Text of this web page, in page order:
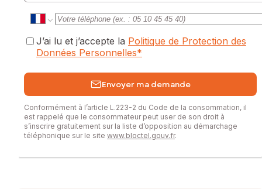
J’ai lu et j’accepte la Politique de Protection des
Données Personnelles*
Envoyer ma demande
Conformément à l’article L.223-2 du Code de la consommation, il
est rappelé que le consommateur peut user de son droit à
s’inscrire gratuitement sur la liste d’opposition au démarchage
téléphonique sur le site www.bloctel.gouv.fr.